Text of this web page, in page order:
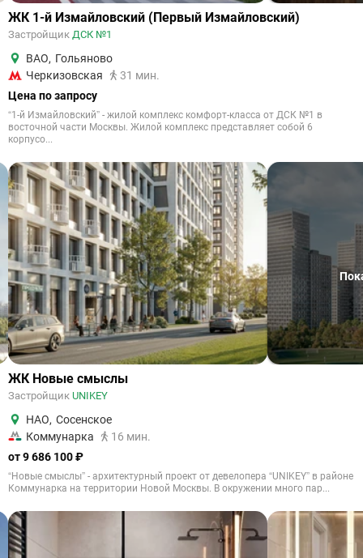
ЖК 1-й Измайловский (Первый Измайловский)
Застройщик ДСК №1
ВАО, Гольяново
Черкизовская
31 мин.
Цена по запросу
“1-й Измайловский” - жилой комплекс комфорт-класса от ДСК №1 в
восточной части Москвы. Жилой комплекс представляет собой 6
корпусо...
ЖК Новые смыслы
Застройщик UNIKEY
НАО, Сосенское
Коммунарка
16 мин.
от 9 686 100 ₽
“Новые смыслы” - архитектурный проект от девелопера “UNIKEY” в районе
Коммунарка на территории Новой Москвы. В окружении много пар...